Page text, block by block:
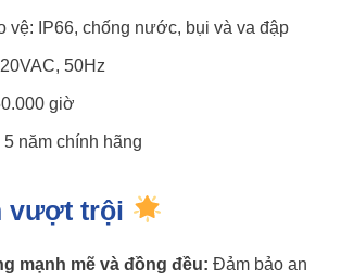
vệ: IP66, chống nước, bụi và va đập
50Hz
giờ
5 năm chính hãng
vượt trội
mạnh mẽ và đồng đều: Đảm bảo an